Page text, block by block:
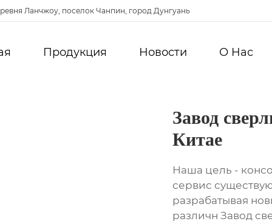
Ланчжоу, поселок Чанпин, город Дунгуань
Продукция Новости О Hас
Завод
Китае
Наша цель -
сервис
разрабатывая
различн Завод